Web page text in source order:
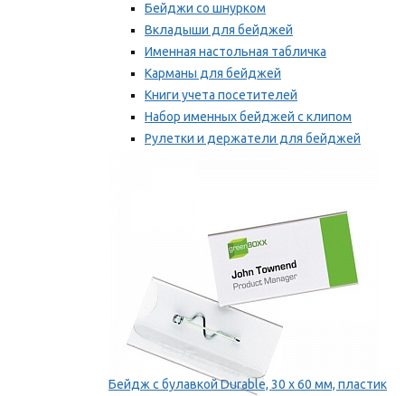
Бейджи со шнурком
Вкладыши для бейджей
Именная настольная табличка
Карманы для бейджей
Книги учета посетителей
Набор именных бейджей с клипом
Рулетки и держатели для бейджей
Бейдж с булавкой Durable, 30 х 60 мм, пластик